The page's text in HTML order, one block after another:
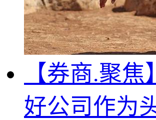
【券商.聚
好公司作为